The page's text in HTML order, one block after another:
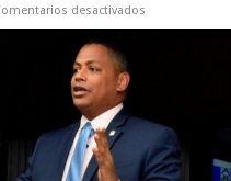
desactivados
Acondicionados
el
Hogar